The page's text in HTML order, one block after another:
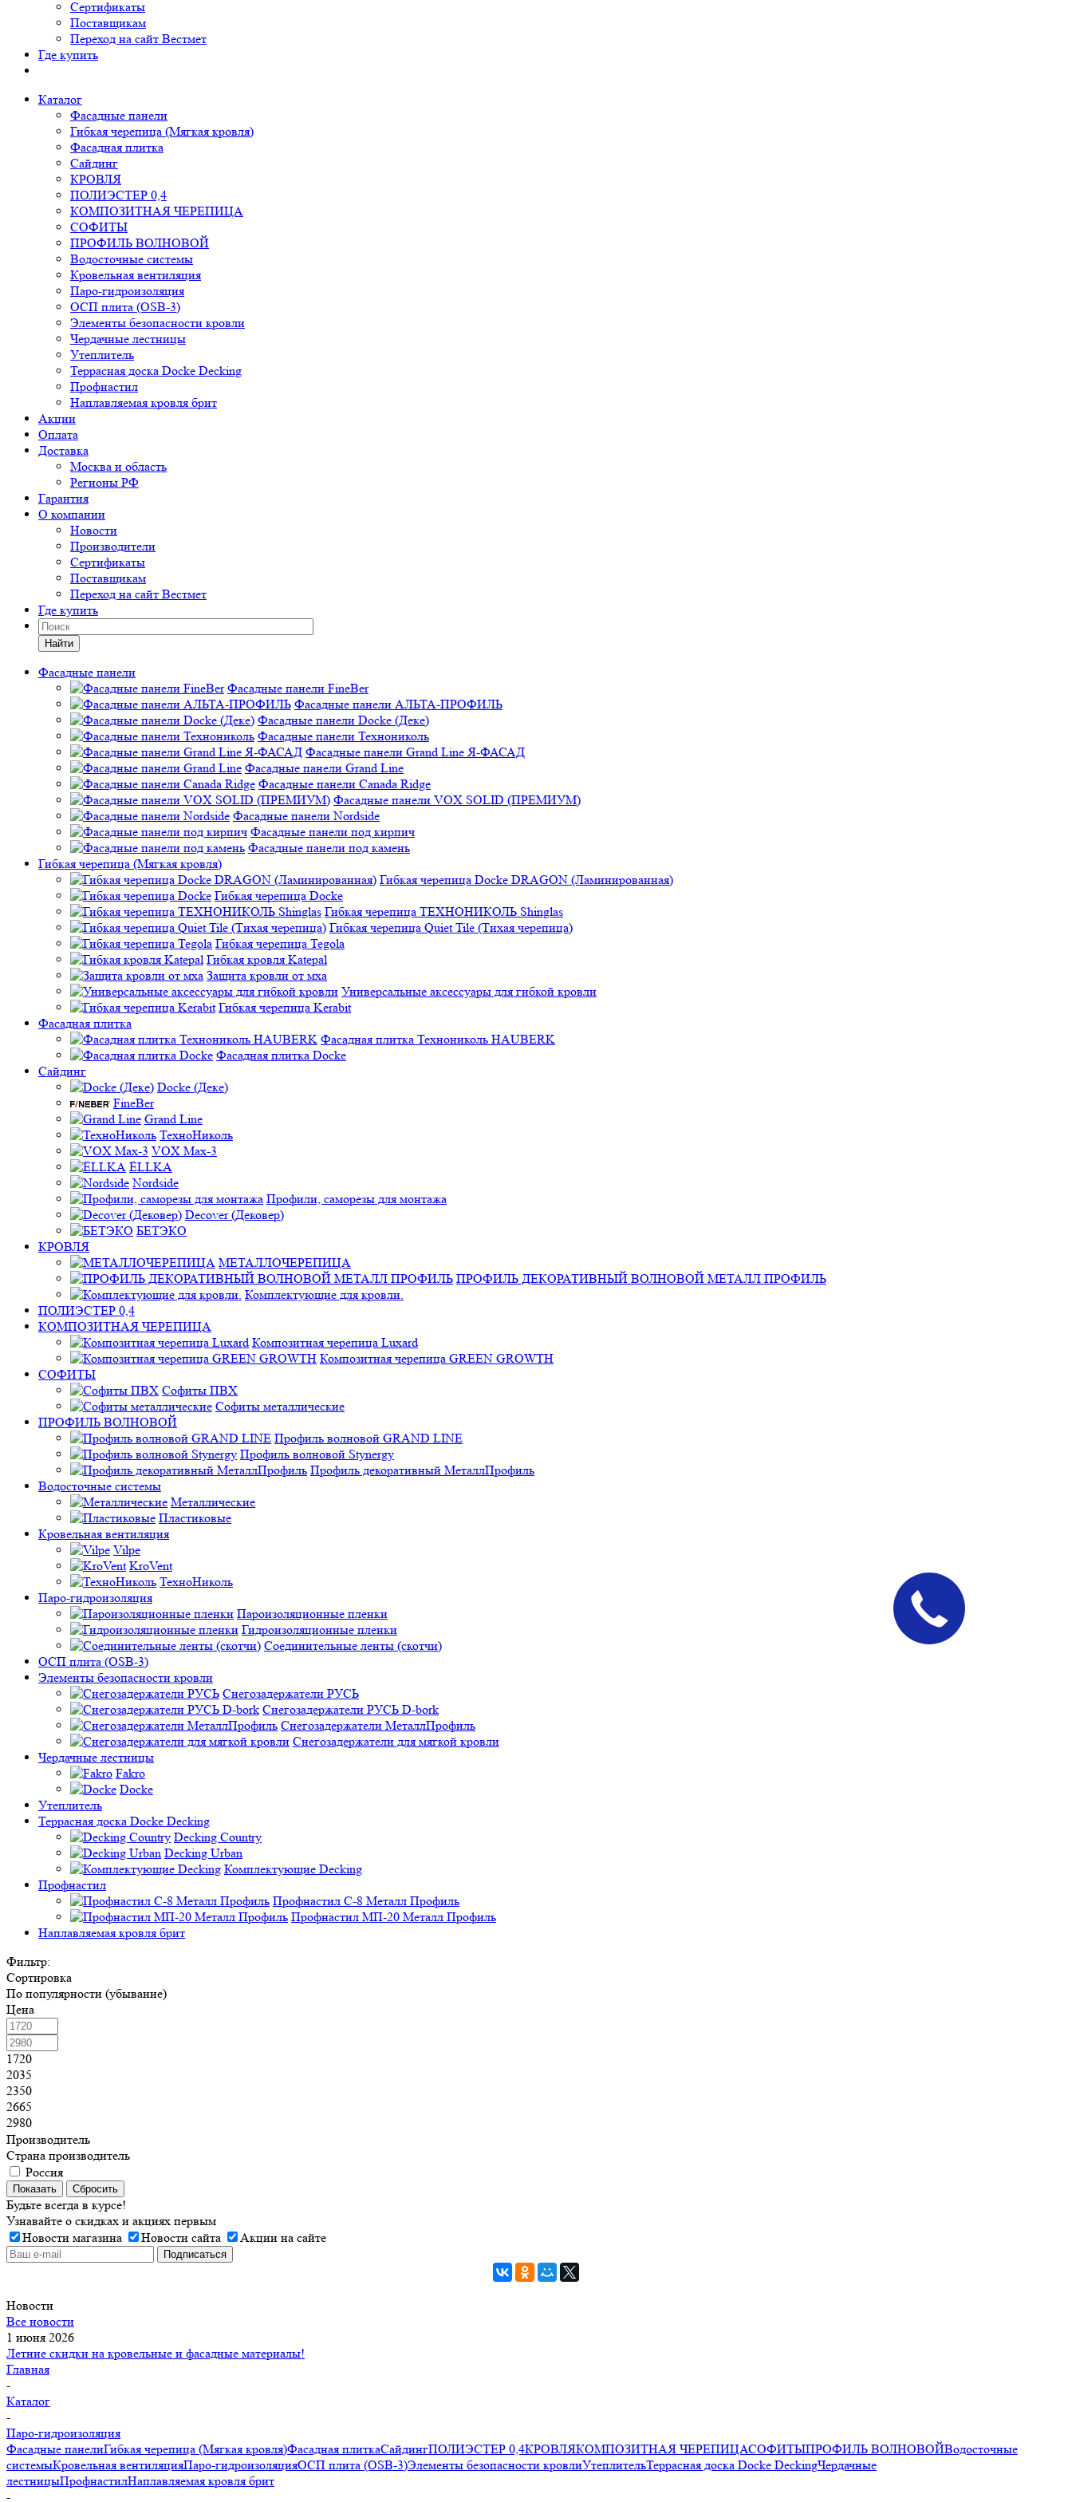
Сертификаты
Поставщикам
Переход на сайт Вестмет
Где купить
Каталог
Фасадные панели
Гибкая черепица (Мягкая кровля)
Фасадная плитка
Сайдинг
КРОВЛЯ
ПОЛИЭСТЕР 0,4
КОМПОЗИТНАЯ ЧЕРЕПИЦА
СОФИТЫ
ПРОФИЛЬ ВОЛНОВОЙ
Водосточные системы
Кровельная вентиляция
Паро-гидроизоляция
ОСП плита (OSB-3)
Элементы безопасности кровли
Чердачные лестницы
Утеплитель
Террасная доска Docke Decking
Профнастил
Наплавляемая кровля брит
Акции
Оплата
Доставка
Москва и область
Регионы РФ
Гарантия
О компании
Новости
Производители
Сертификаты
Поставщикам
Переход на сайт Вестмет
Где купить
Найти
Фасадные панели
Фасадные панели FineBer
Фасадные панели АЛЬТА-ПРОФИЛЬ
Фасадные панели Docke (Деке)
Фасадные панели Технониколь
Фасадные панели Grand Line Я-ФАСАД
Фасадные панели Grand Line
Фасадные панели Canada Ridge
Фасадные панели VOX SOLID (ПРЕМИУМ)
Фасадные панели Nordside
Фасадные панели под кирпич
Фасадные панели под камень
Гибкая черепица (Мягкая кровля)
Гибкая черепица Docke DRAGON (Ламинированная)
Гибкая черепица Docke
Гибкая черепица ТЕХНОНИКОЛЬ Shinglas
Гибкая черепица Quiet Tile (Тихая черепица)
Гибкая черепица Tegola
Гибкая кровля Katepal
Защита кровли от мха
Универсальные аксессуары для гибкой кровли
Гибкая черепица Kerabit
Фасадная плитка
Фасадная плитка Технониколь HAUBERK
Фасадная плитка Docke
Сайдинг
Docke (Деке)
FineBer
Grand Line
ТехноНиколь
VOX Max-3
ЁLLKA
Nordside
Профили, саморезы для монтажа
Decover (Дековер)
БЕТЭКО
КРОВЛЯ
МЕТАЛЛОЧЕРЕПИЦА
ПРОФИЛЬ ДЕКОРАТИВНЫЙ ВОЛНОВОЙ МЕТАЛЛ ПРОФИЛЬ
Комплектующие для кровли.
ПОЛИЭСТЕР 0,4
КОМПОЗИТНАЯ ЧЕРЕПИЦА
Композитная черепица Luxard
Композитная черепица GREEN GROWTH
СОФИТЫ
Софиты ПВХ
Софиты металлические
ПРОФИЛЬ ВОЛНОВОЙ
Профиль волновой GRAND LINE
Профиль волновой Stynergy
Профиль декоративный МеталлПрофиль
Водосточные системы
Металлические
Пластиковые
Кровельная вентиляция
Vilpe
KroVent
ТехноНиколь
Паро-гидроизоляция
Пароизоляционные пленки
Гидроизоляционные пленки
Соединительные ленты (скотчи)
ОСП плита (OSB-3)
Элементы безопасности кровли
Снегозадержатели РУСЬ
Снегозадержатели РУСЬ D-bork
Снегозадержатели МеталлПрофиль
Снегозадержатели для мягкой кровли
Чердачные лестницы
Fakro
Docke
Утеплитель
Террасная доска Docke Decking
Decking Country
Decking Urban
Комплектующие Decking
Профнастил
Профнастил C-8 Металл Профиль
Профнастил МП-20 Металл Профиль
Наплавляемая кровля брит
Фильтр:
Сортировка
По популярности (убывание)
Цена
1720
2035
2350
2665
2980
Производитель
Страна производитель
Россия
Показать Сбросить
Будьте всегда в курсе!
Узнавайте о скидках и акциях первым
Новости магазина
Новости сайта Акции на сайте
Новости
Все новости
1 июня 2026
Летние скидки на кровельные и фасадные материалы!
Главная
-
Каталог
-
Паро-гидроизоляция
Фасадные панелиГибкая черепица (Мягкая кровля)Фасадная плиткаСайдингПОЛИЭСТЕР 0,4КРОВЛЯКОМПОЗИТНАЯ ЧЕРЕПИЦАСОФИТЫПРОФИЛЬ ВОЛНОВОЙВодосточные
системыКровельная вентиляцияПаро-гидроизоляцияОСП плита (OSB-3)Элементы безопасности кровлиУтеплительТеррасная доска Docke DeckingЧердачные
лестницыПрофнастилНаплавляемая кровля брит
-